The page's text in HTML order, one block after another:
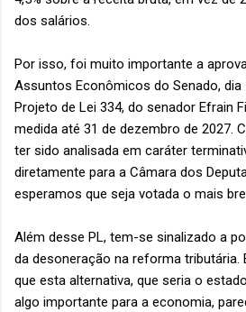
dos salários.
Por isso, foi muito importante a
Assuntos Econômicos do Senado, dia
Projeto de Lei 334, do senador Efrain
medida até 31 de dezembro de 2027.
ter sido analisada em caráter
diretamente para a Câmara dos
esperamos que seja votada o mais
Além desse PL, tem-se sinalizado a
da desoneração na reforma tributária.
que esta alternativa, que seria o
algo importante para a economia,